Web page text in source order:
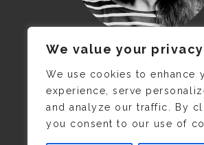
We value your privacy
We use cookies to enhance
experience, serve
and analyze our traffic. By
you consent to our use of
JE M’APPELLE DELPHINE
C’EST ©CAMILLE COLLIN
PRIS CETTE PHOTO !